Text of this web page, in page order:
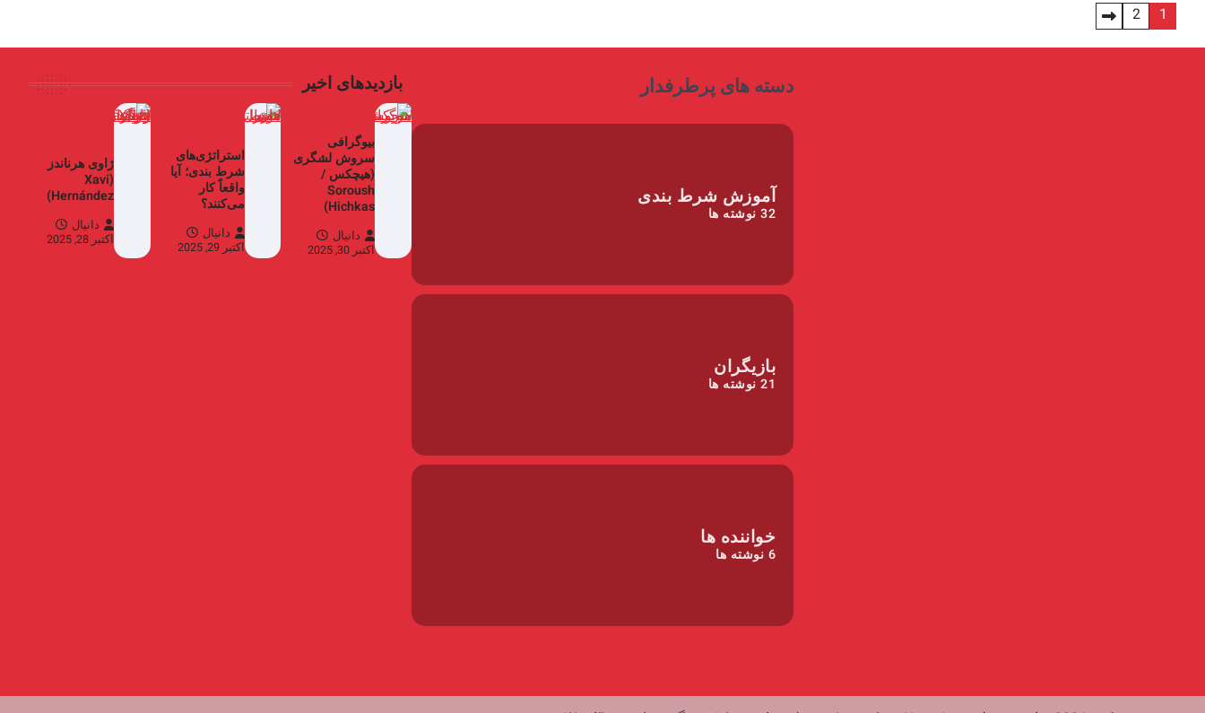
صفحه‌بندی
نوشته‌ها
1
2
دسته های پرطرفدار
آموزش شرط بندی
32 نوشته ها
بازیگران
21 نوشته ها
خواننده ها
6 نوشته ها
بازدیدهای اخیر
بیوگرافی
سروش لشگری
(هیچکس /
Soroush
Hichkas)
دانیال
اکتبر 30, 2025
استراتژی‌های
شرط بندی؛ آیا
واقعاً کار
می‌کنند؟
دانیال
اکتبر 29, 2025
ژاوی هرناندز
(Xavi
Hernández)
دانیال
اکتبر 28, 2025